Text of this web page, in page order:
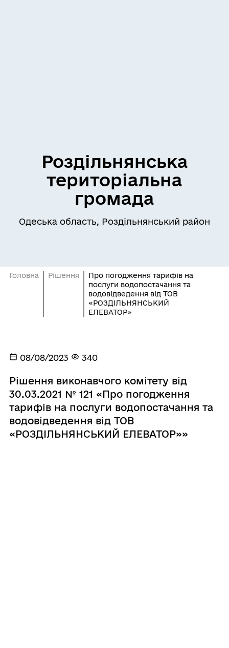
Роздільнянська
територіальна
громада
Одеська область, Роздільнянський район
Головна Рішення
Про погодження тарифів на
послуги водопостачання та
водовідведення від ТОВ
«РОЗДІЛЬНЯНСЬКИЙ
ЕЛЕВАТОР»
08/08/2023 340
Рішення виконавчого комітету від
30.03.2021 № 121 «Про погодження
тарифів на послуги водопостачання та
водовідведення від ТОВ
«РОЗДІЛЬНЯНСЬКИЙ ЕЛЕВАТОР»»